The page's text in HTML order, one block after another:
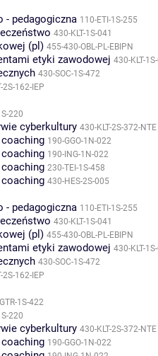
- pedagogiczna 110-ETI-1S-255
430-KLT-1S-041
(pl) 455-430-OBL-PL-EBIPN
etyki zawodowej 430-KLT-
430-SOC-1S-472
2S-162-IEP
220
cyberkultury 430-KLT-2S-372-NTE
190-GGO-1N-022
190-ING-1N-022
230-TEI-1S-458
430-HES-2S-005
- pedagogiczna 110-ETI-1S-255
430-KLT-1S-041
(pl) 455-430-OBL-PL-EBIPN
etyki zawodowej 430-KLT-
430-SOC-1S-472
2S-162-IEP
1S-422
220
cyberkultury 430-KLT-2S-372-NTE
190-GGO-1N-022